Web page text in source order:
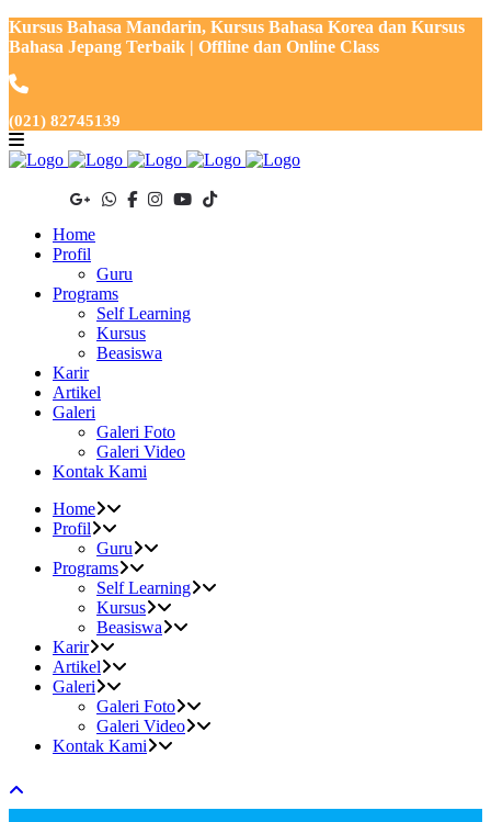
Kursus Bahasa Mandarin, Kursus Bahasa Korea dan Kursus
Bahasa Jepang Terbaik | Offline dan Online Class
(021) 82745139
Home
Profil
Guru
Programs
Self Learning
Kursus
Beasiswa
Karir
Artikel
Galeri
Galeri Foto
Galeri Video
Kontak Kami
Home
Profil
Guru
Programs
Self Learning
Kursus
Beasiswa
Karir
Artikel
Galeri
Galeri Foto
Galeri Video
Kontak Kami